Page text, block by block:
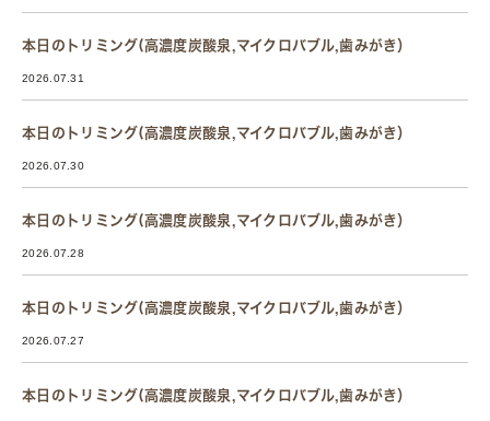
本日のトリミング(高濃度炭酸泉,マイクロバブル,歯みがき）
2026.07.31
本日のトリミング(高濃度炭酸泉,マイクロバブル,歯みがき）
2026.07.30
本日のトリミング(高濃度炭酸泉,マイクロバブル,歯みがき）
2026.07.28
本日のトリミング(高濃度炭酸泉,マイクロバブル,歯みがき）
2026.07.27
本日のトリミング(高濃度炭酸泉,マイクロバブル,歯みがき）